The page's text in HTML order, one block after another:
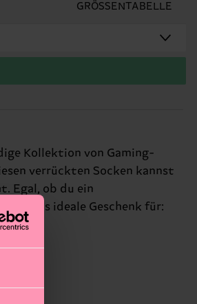
GRÖSSENTABELLE
Kollektion von Gaming-
verrückten Socken kannst
Egal, ob du ein
Das ideale Geschenk für: